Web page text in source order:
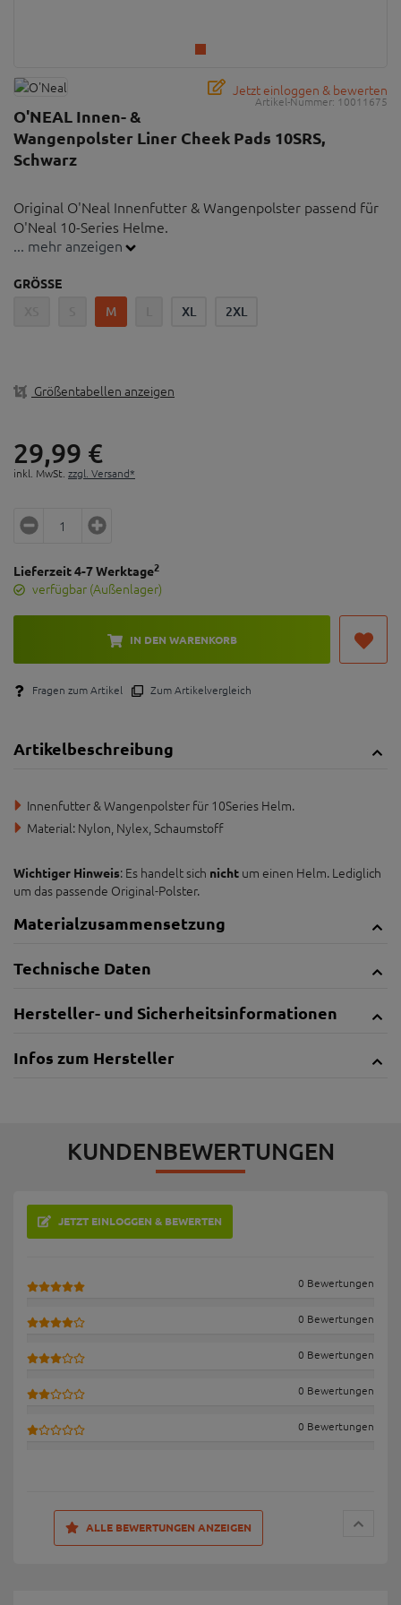
Jetzt einloggen & bewerten
Artikel-Nummer: 10011675
O'NEAL Innen- &
Wangenpolster Liner Cheek Pads 10SRS,
Schwarz
Original O'Neal Innenfutter & Wangenpolster passend für
O'Neal 10-Series Helme.
Helm. Lediglich um das passende Original-Polster.
Original O'NEAL Innenfutter & Wangenpolster für
... mehr anzeigen
GRÖSSE
M XL 2XL
Größentabellen anzeigen
29,99 €
inkl. MwSt. zzgl. Versand*
Lieferzeit 4-7 Werktage2
verfügbar (Außenlager)
IN DEN WARENKORB
Fragen zum Artikel Zum Artikelvergleich
Artikelbeschreibung
Innenfutter & Wangenpolster für 10Series Helm.
Material: Nylon, Nylex, Schaumstoff
Wichtiger Hinweis: Es handelt sich nicht um einen Helm. Lediglich
um das passende Original-Polster.
Materialzusammensetzung
Technische Daten
Hersteller- und Sicherheitsinformationen
Infos zum Hersteller
KUNDENBEWERTUNGEN
JETZT EINLOGGEN & BEWERTEN
0 Bewertungen
0 Bewertungen
0 Bewertungen
0 Bewertungen
0 Bewertungen
ALLE BEWERTUNGEN ANZEIGEN